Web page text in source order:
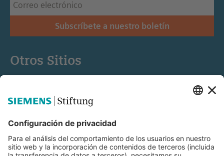
Subscríbete a nuestro boletín
Otros Sitios
Educación STEM
Mediaportal